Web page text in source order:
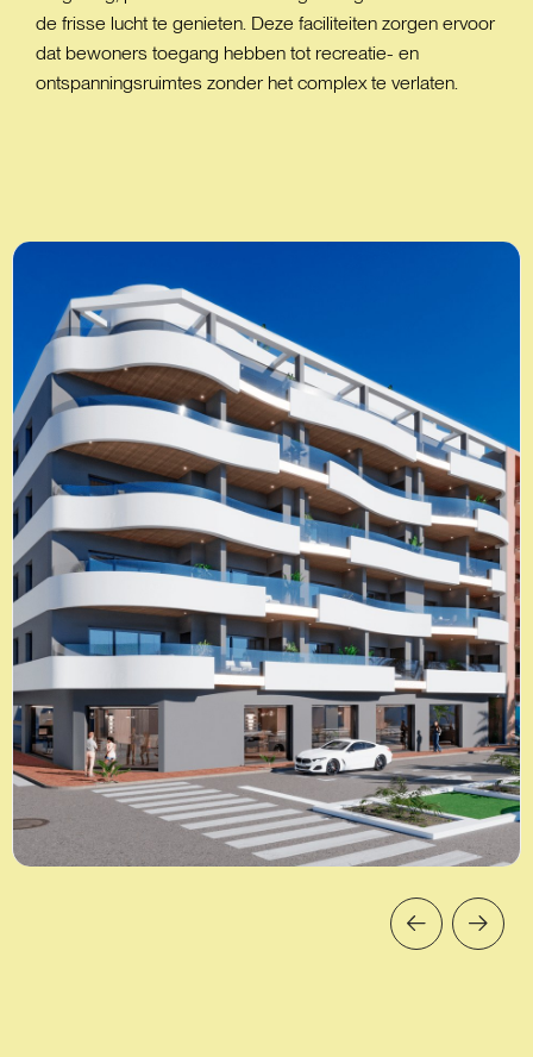
de frisse lucht te genieten. Deze faciliteiten zorgen ervoor
dat bewoners toegang hebben tot recreatie- en
ontspanningsruimtes zonder het complex te verlaten.